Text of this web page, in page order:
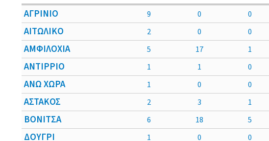
ΑΓΡΙΝΙΟ 9 0 0
ΑΙΤΩΛΙΚΟ 2 0 0
ΑΜΦΙΛΟΧΙΑ 5 17 1
ΑΝΤΙΡΡΙΟ 1 1 0
ΑΝΩ ΧΩΡΑ 1 0 0
ΑΣΤΑΚΟΣ 2 3 1
ΒΟΝΙΤΣΑ 6 18 5
ΔΟΥΓΡΙ 1 0 0